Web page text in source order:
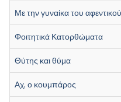
Με την γυναίκα του αφεντικού
Φοιτητικά Κατορθώματα
Θύτης και θύμα
Αχ, ο κουμπάρος